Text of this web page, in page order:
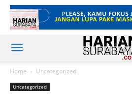
Home Uncategorized
Uncategorized